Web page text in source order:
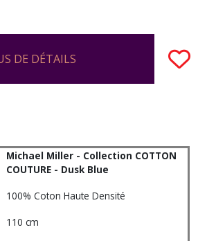
DE DÉTAILS
Michael Miller - Collection COTTON
COUTURE - Dusk Blue
100% Coton Haute Densité
110 cm